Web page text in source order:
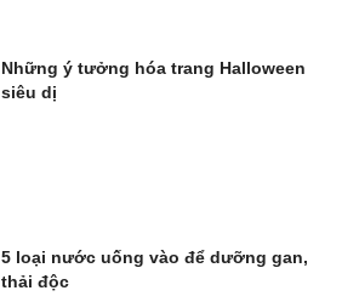
Những ý tưởng hóa trang Halloween
siêu dị
5 loại nước uống vào để dưỡng gan,
thải độc